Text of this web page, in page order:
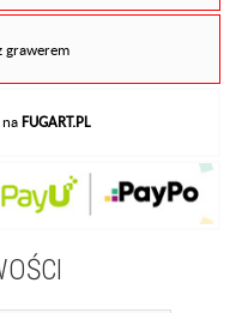
grawerem
naFUGART.PL